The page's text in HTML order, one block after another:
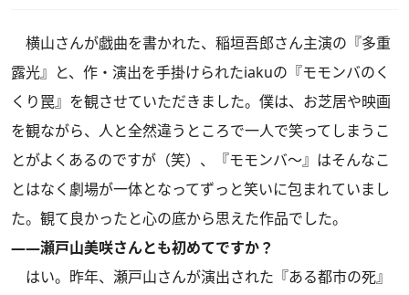
横山さんが戯曲を書かれた、稲垣吾郎さん主演の『多重
露光』と、作・演出を手掛けられたiakuの『モモンバのく
くり罠』を観させていただきました。僕は、お芝居や映画
を観ながら、人と全然違うところで一人で笑ってしまうこ
とがよくあるのですが（笑）、『モモンバ～』はそんなこ
とはなく劇場が一体となってずっと笑いに包まれていまし
た。観て良かったと心の底から思えた作品でした。
――瀬戸山美咲さんとも初めてですか？
はい。昨年、瀬戸山さんが演出された『ある都市の死』